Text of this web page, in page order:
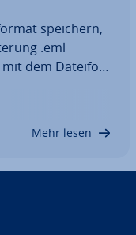
speichern,
.eml
mit dem Da­tei­for­
zeigen wir
Mehr lesen